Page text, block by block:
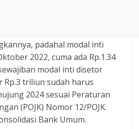
padahal modal inti
2022, cuma ada Rp.1.34
modal inti disetor
Rp.3 triliun sudah harus
2024 sesuai Peraturan
(POJK) Nomor 12/POJK.
Bank Umum.